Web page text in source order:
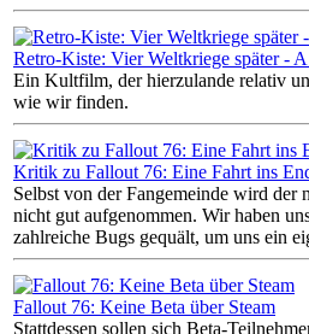
Retro-Kiste: Vier Weltkriege später -
Ein Kultfilm, der hierzulande relativ
wie wir finden.
Kritik zu Fallout 76: Eine Fahrt ins
Selbst von der Fangemeinde wird der
nicht gut aufgenommen. Wir haben
zahlreiche Bugs gequält, um uns ein
Fallout 76: Keine Beta über Steam
Stattdessen sollen sich Beta-